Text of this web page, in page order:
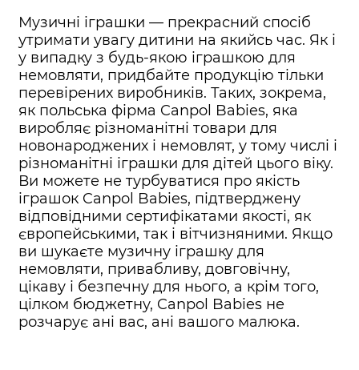
Музичні іграшки — прекрасний спосіб
утримати увагу дитини на якийсь час. Як і
у випадку з будь-якою іграшкою для
немовляти, придбайте продукцію тільки
перевірених виробників. Таких, зокрема,
як польська фірма Canpol Babies, яка
виробляє різноманітні товари для
новонароджених і немовлят, у тому числі і
різноманітні іграшки для дітей цього віку.
Ви можете не турбуватися про якість
іграшок Canpol Babies, підтверджену
відповідними сертифікатами якості, як
європейськими, так і вітчизняними. Якщо
ви шукаєте музичну іграшку для
немовляти, привабливу, довговічну,
цікаву і безпечну для нього, а крім того,
цілком бюджетну, Canpol Babies не
розчарує ані вас, ані вашого малюка.